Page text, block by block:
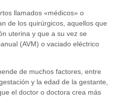
llamados «médicos» o
de los quirúrgicos, aquellos que
uterina y que a su vez se
(AVM) o vaciado eléctrico
de muchos factores, entre
y la edad de la gestante,
el doctor o doctora crea más